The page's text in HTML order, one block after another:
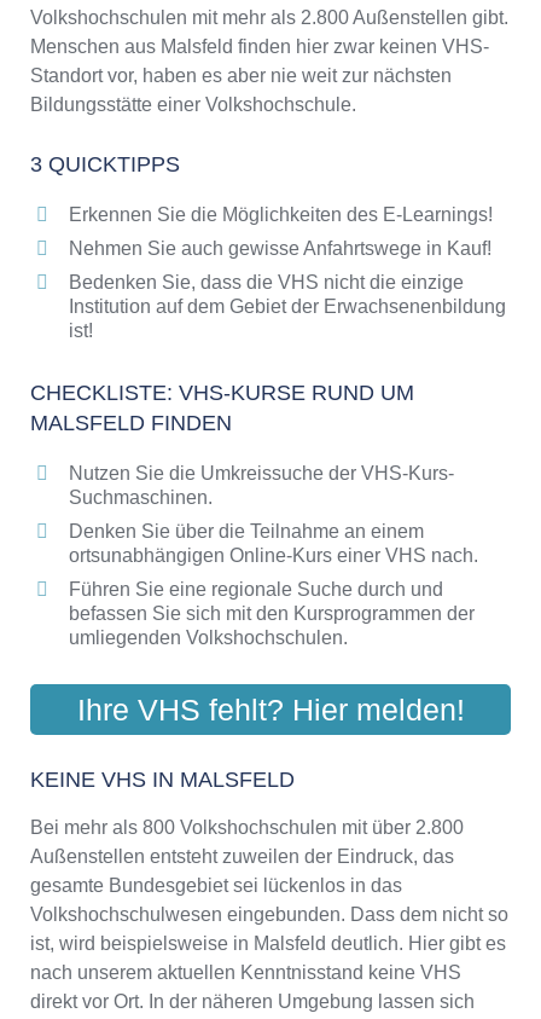
Online-Kurse als alternative Angebote zu
VHS-Kursen
Die VHS als Inbegriff der Erwachsenenbildung
Das bundesweite Netzwerk der
Abendschulen rund um Malsfeld
Bildungsangebote der VHS
Volkshochschulen mit mehr als 2.800 Außenstellen gibt.
Menschen aus Malsfeld finden hier zwar keinen VHS-
Standort vor, haben es aber nie weit zur nächsten
Bildungsstätte einer Volkshochschule.
3 QUICKTIPPS
Erkennen Sie die Möglichkeiten des E-Learnings!
Nehmen Sie auch gewisse Anfahrtswege in Kauf!
Bedenken Sie, dass die VHS nicht die einzige
Institution auf dem Gebiet der Erwachsenenbildung
ist!
CHECKLISTE: VHS-KURSE RUND UM
MALSFELD FINDEN
Nutzen Sie die Umkreissuche der VHS-Kurs-
Suchmaschinen.
Denken Sie über die Teilnahme an einem
ortsunabhängigen Online-Kurs einer VHS nach.
Führen Sie eine regionale Suche durch und
befassen Sie sich mit den Kursprogrammen der
umliegenden Volkshochschulen.
Ihre VHS fehlt? Hier melden!
KEINE VHS IN MALSFELD
Bei mehr als 800 Volkshochschulen mit über 2.800
Außenstellen entsteht zuweilen der Eindruck, das
gesamte Bundesgebiet sei lückenlos in das
Volkshochschulwesen eingebunden. Dass dem nicht so
ist, wird beispielsweise in Malsfeld deutlich. Hier gibt es
nach unserem aktuellen Kenntnisstand keine VHS
direkt vor Ort. In der näheren Umgebung lassen sich